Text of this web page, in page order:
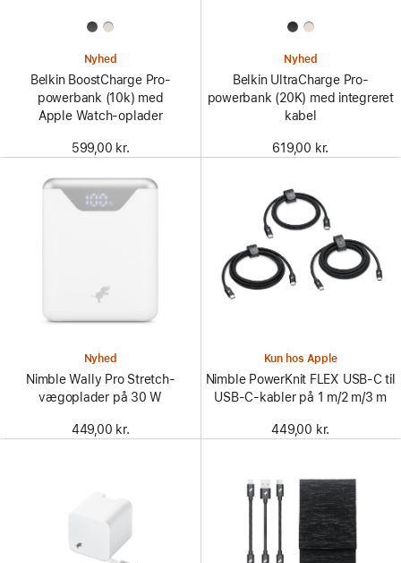
Nyhed
Belkin BoostCharge Pro-
powerbank (10k) med
Apple Watch-oplader
599,00 kr.
Nyhed
Belkin UltraCharge Pro-
powerbank (20K) med integreret
kabel
619,00 kr.
Nyhed
Nimble Wally Pro Stretch-
vægoplader på 30 W
449,00 kr.
Kun hos Apple
Nimble PowerKnit FLEX USB-C til
USB-C-kabler på 1 m/2 m/3 m
449,00 kr.